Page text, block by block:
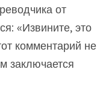
от
«Извините, это
комментарий не
заключается